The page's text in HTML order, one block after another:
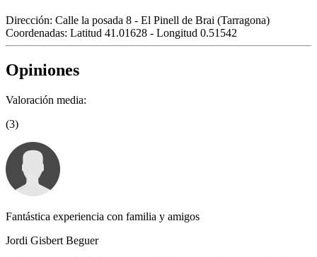
Dirección: Calle la posada 8 - El Pinell de Brai (Tarragona)
Coordenadas: Latitud 41.01628 - Longitud 0.51542
Opiniones
Valoración media:
(3)
Fantástica experiencia con familia y amigos
Jordi Gisbert Beguer